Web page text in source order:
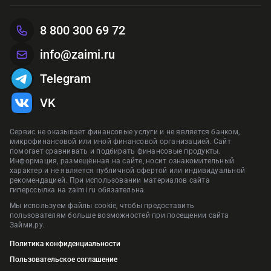
сайте zaimi.ru. Обновлено: 28 июня 2026
сайте zaimi.ru. Обновлено: 16 марта 2026
сайте zaimi.ru. Обновлено: 28 июня 2026
Предложения сформированы на основании отзывов и рейтинга на
Сервис не оказывает финансовые услуги и не является банком,
микрофинансовой или иной финансовой организацией. Сайт
помогает сравнивать и подбирать финансовые продукты.
Информация, размещённая на сайте, носит ознакомительный
характер и не является публичной офертой или индивидуальной
рекомендацией. При использовании материалов сайта
гиперссылка на zaimi.ru обязательна.
Мы используем файлы cookie, чтобы предоставить
пользователям больше возможностей при посещении сайта
Займи.ру.
Политика конфиденциальности
Пользовательское соглашение
8 800 300 69 72
info@zaimi.ru
Telegram
VK